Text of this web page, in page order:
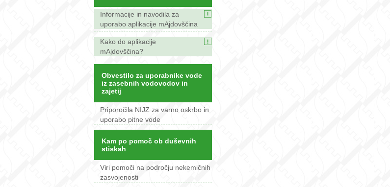
Informacije in navodila za
uporabo aplikacije mAjdovščina
Kako do aplikacije
mAjdovščina?
Obvestilo za uporabnike vode
iz zasebnih vodovodov in
zajetij
Priporočila NIJZ za varno oskrbo in
uporabo pitne vode
Kam po pomoč ob duševnih
stiskah
Viri pomoči na področju nekemičnih
zasvojenosti